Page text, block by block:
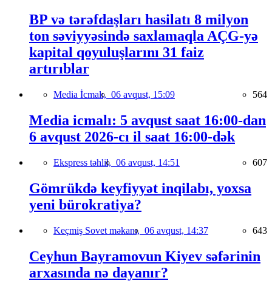
BP və tərəfdaşları hasilatı 8 milyon
ton səviyyəsində saxlamaqla AÇG-yə
kapital qoyuluşlarını 31 faiz
artırıblar
Media İcmalı, 06 avqust, 15:09 564
Media icmalı: 5 avqust saat 16:00-dan
6 avqust 2026-cı il saat 16:00-dək
Ekspress təhlil, 06 avqust, 14:51 607
Gömrükdə keyfiyyət inqilabı, yoxsa
yeni bürokratiya?
Keçmiş Sovet məkanı, 06 avqust, 14:37 643
Ceyhun Bayramovun Kiyev səfərinin
arxasında nə dayanır?